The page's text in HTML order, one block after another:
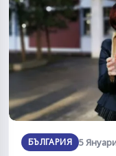
БЪЛГАРИЯ 5